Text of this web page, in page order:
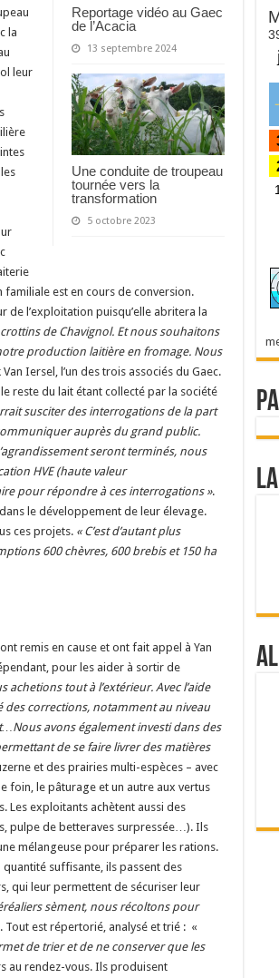
Reportage vidéo au Gaec
de l’Acacia
13 septembre 2024
Une conduite de troupeau
tournée vers la
transformation
5 octobre 2023
la
leur
familiale est en cours de conversion.
de l’exploitation puisqu’elle abritera la
de Chavignol. Et nous souhaitons
production laitière en fromage. Nous
Van Iersel, l’un des trois associés du Gaec.
reste du lait étant collecté par la société
susciter des interrogations de la part
auprès du grand public.
seront terminés, nous
HVE (haute valeur
pour répondre à ces interrogations ».
le développement de leur élevage.
ces projets. «C’est d’autant plus
600 chèvres, 600 brebis et 150 ha
remis en cause et ont fait appel à Yan
pour les aider à sortir de
tout à l’extérieur. Avec l’aide
des corrections, notamment au niveau
avons également investi dans des
de se faire livrer des matières
et des prairies multi-espèces – avec
foin, le pâturage et un autre aux vertus
Les exploitants achètent aussi des
pulpe de betteraves surpressée…). Ils
mélangeuse pour préparer les rations.
suffisante, ils passent des
qui leur permettent de sécuriser leur
sèment, nous récoltons pour
. Tout est répertorié, analysé et trié : «
de trier et de ne conserver que les
au rendez-vous. Ils produisent